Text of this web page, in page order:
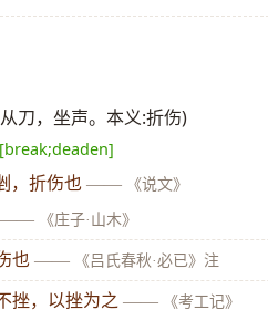
刀，坐声。本义:折伤)
[break;deaden]
，折伤也 —— 《说文》
—— 《庄子·山木》
也 —— 《吕氏春秋·必已》注
挫，以挫为之 —— 《考工记》